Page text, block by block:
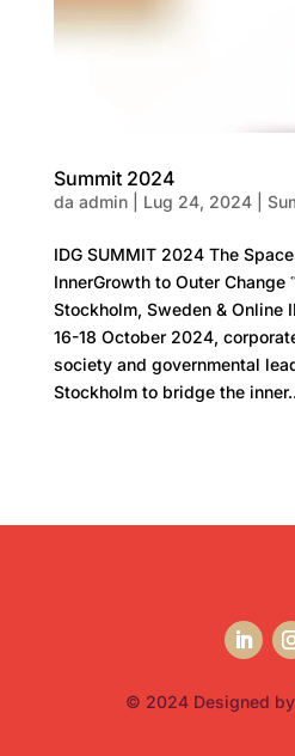
Summit 2024
da admin| Lug 24, 2024|
IDG SUMMIT 2024 The
InnerGrowth to Outer Change
Stockholm, Sweden & Online
16-18 October 2024,
society and governmental
Stockholm to bridge the
© 2024 Designed by